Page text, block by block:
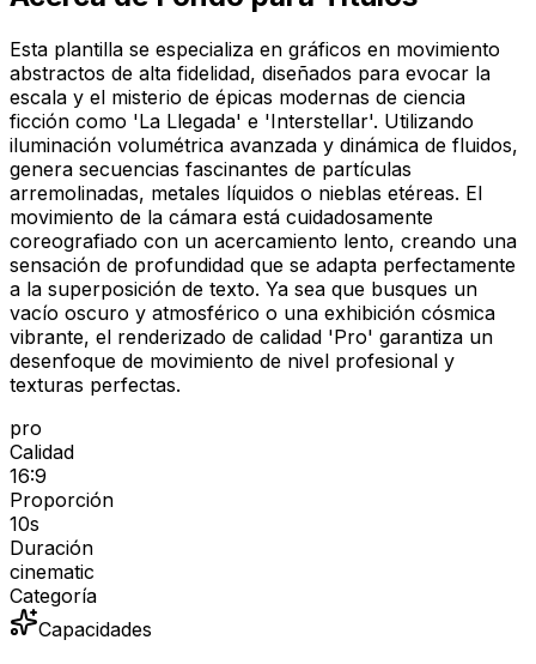
Esta plantilla se especializa en gráficos en movimiento
abstractos de alta fidelidad, diseñados para evocar la
escala y el misterio de épicas modernas de ciencia
ficción como 'La Llegada' e 'Interstellar'. Utilizando
iluminación volumétrica avanzada y dinámica de fluidos,
genera secuencias fascinantes de partículas
arremolinadas, metales líquidos o nieblas etéreas. El
movimiento de la cámara está cuidadosamente
coreografiado con un acercamiento lento, creando una
sensación de profundidad que se adapta perfectamente
a la superposición de texto. Ya sea que busques un
vacío oscuro y atmosférico o una exhibición cósmica
vibrante, el renderizado de calidad 'Pro' garantiza un
desenfoque de movimiento de nivel profesional y
texturas perfectas.
pro
Calidad
16:9
Proporción
10s
Duración
cinematic
Categoría
Capacidades